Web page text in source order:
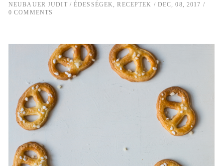
NEUBAUER JUDIT ÉDESSÉGEK ,RECEPTEK
DEC, 08, 2017
0 COMMENTS